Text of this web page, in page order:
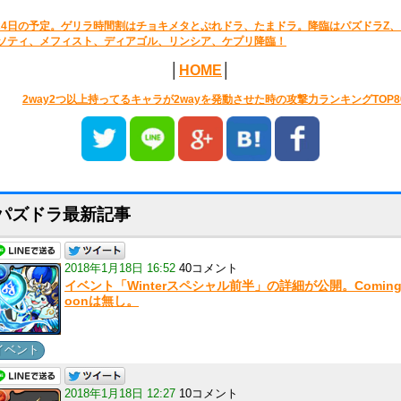
日の予定。ゲリラ時間割はチョキメタとぷれドラ、たまドラ。降臨はパズドラZ、
ティ、メフィスト、ディアゴル、リンシア、ケプリ降臨！
HOME
2way2つ以上持ってるキャラが2wayを発動させた時の攻撃力ランキング
ズドラ最新記事
2018年1月18日 16:52 40コメント
イベント「Winterスペシャル前半」の詳細が公開。
oonは無し。
ベント
2018年1月18日 12:27 10コメント